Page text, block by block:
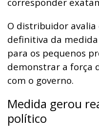
O distribuidor avalia
definitiva da
para os pequenos
demonstrar a força
com o governo.
Medida gerou
político